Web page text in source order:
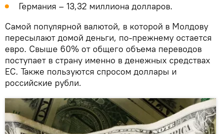
Германия – 13,32 миллиона долларов.
Самой популярной валютой, в которой в Молдову
пересылают домой деньги, по-прежнему остается
евро. Свыше 60% от общего объема переводов
поступает в страну именно в денежных средствах
ЕС. Также пользуются спросом доллары и
российские рубли.